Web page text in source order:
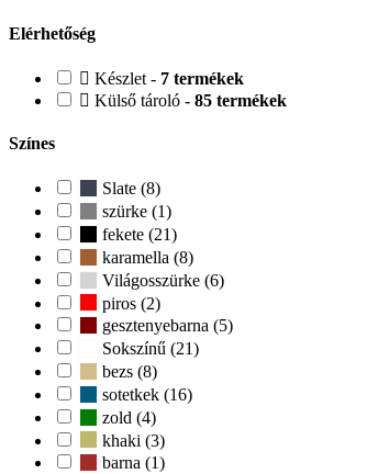
Elérhetőség
Készlet - 7 termékek
Külső tároló - 85 termékek
Színes
Slate (8)
szürke (1)
fekete (21)
karamella (8)
Világosszürke (6)
piros (2)
gesztenyebarna (5)
Sokszínű (21)
bezs (8)
sotetkek (16)
zold (4)
khaki (3)
barna (1)